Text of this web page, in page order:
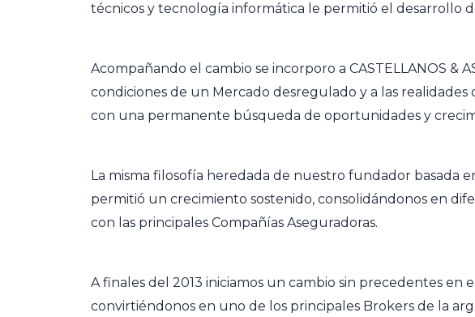
técnicos y tecnología informática le permitió el desarrollo
Acompañando el cambio se incorporo a CASTELLANOS &
condiciones de un Mercado desregulado y a las
con una permanente búsqueda de oportunidades y
La misma filosofía heredada de nuestro fundador basada
permitió un crecimiento sostenido, consolidándonos en
con las principales Compañías Aseguradoras.
A finales del 2013 iniciamos un cambio sin precedentes
convirtiéndonos en uno de los principales Brokers de la